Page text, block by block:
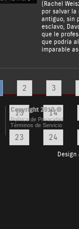
(Rachel
por salvar la
antiguo, sin
esclavo,
que le
que podría
imparable
2 3
13 14
23 24
Copyright 2010 ©
Política de Privacidad
Términos de Servicio